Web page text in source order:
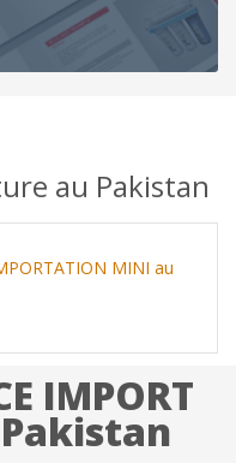
au Pakistan
MINI au
IMPORT
Pakistan